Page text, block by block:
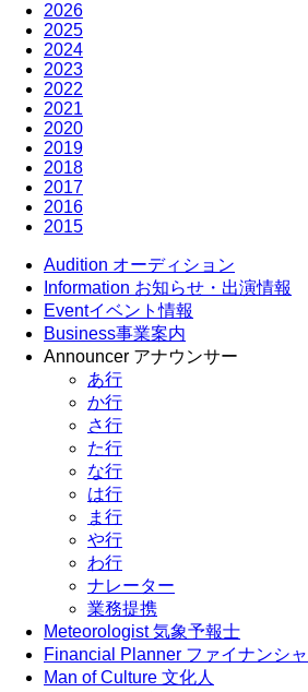
2026
2025
2024
2023
2022
2021
2020
2019
2018
2017
2016
2015
Audition オーディション
Information お知らせ・出演情報
Eventイベント情報
Business事業案内
Announcer アナウンサー
あ行
か行
さ行
た行
な行
は行
ま行
や行
わ行
ナレーター
業務提携
Meteorologist気象予報士
Financial Planner ファイナンシ
Man of Culture 文化人